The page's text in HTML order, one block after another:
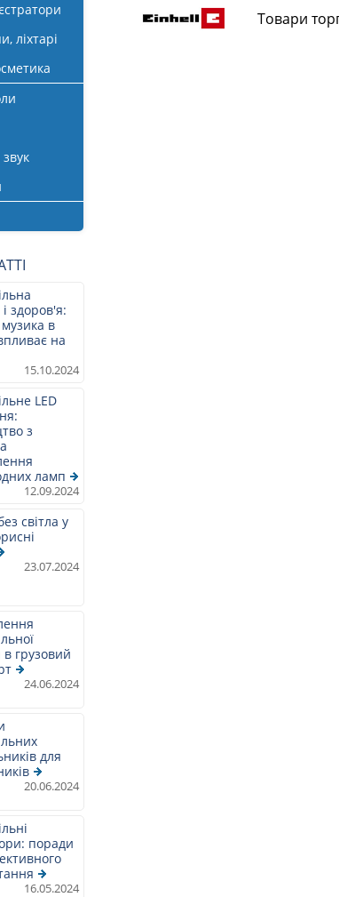
ліхтарі
здоров'я:
в
на
15.10.2024
LED
з
ламп
12.09.2024
світла у
23.07.2024
в грузовий
24.06.2024
для
20.06.2024
поради
16.05.2024
Товари